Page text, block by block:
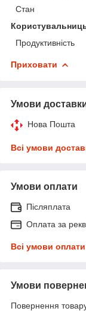
Стан
Продуктивність
Приховати
Умови
Нова Пошта
Всі умови
Умови оплати
Післяплата
Оплата за
Всі умови оплати
Умови
Повернення